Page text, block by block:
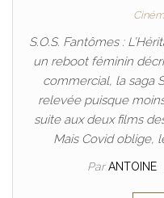
S.O.S. Fantômes :
un reboot féminin
commercial, la saga
relevée puisque
suite aux deux films
Mais Covid oblige,
ParANTOINE